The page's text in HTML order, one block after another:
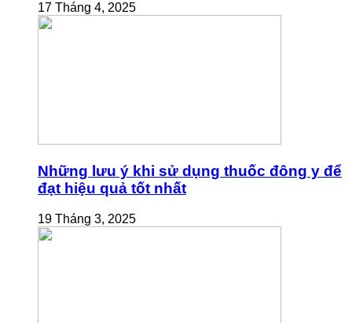
17 Tháng 4, 2025
Những lưu ý khi sử dụng thuốc đông y để
đạt hiệu quả tốt nhất
19 Tháng 3, 2025